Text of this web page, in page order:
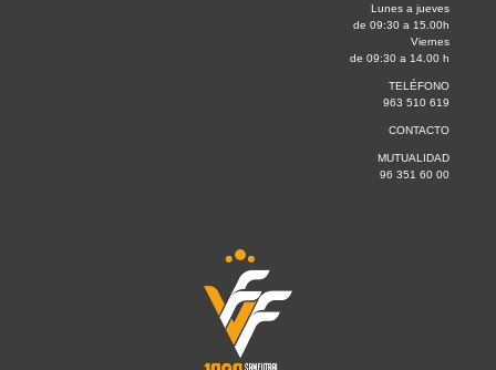
Lunes a jueves
de 09:30 a 15.00h
Viernes
de 09:30 a 14.00 h
TELÉFONO
963 510 619
CONTACTO
MUTUALIDAD
96 351 60 00